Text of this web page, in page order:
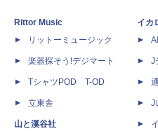
Rittor Music
リットーミュージック
楽器探そう!デジマート
TシャツPOD T-OD
立東舎
山と溪谷社
イカ
J
J